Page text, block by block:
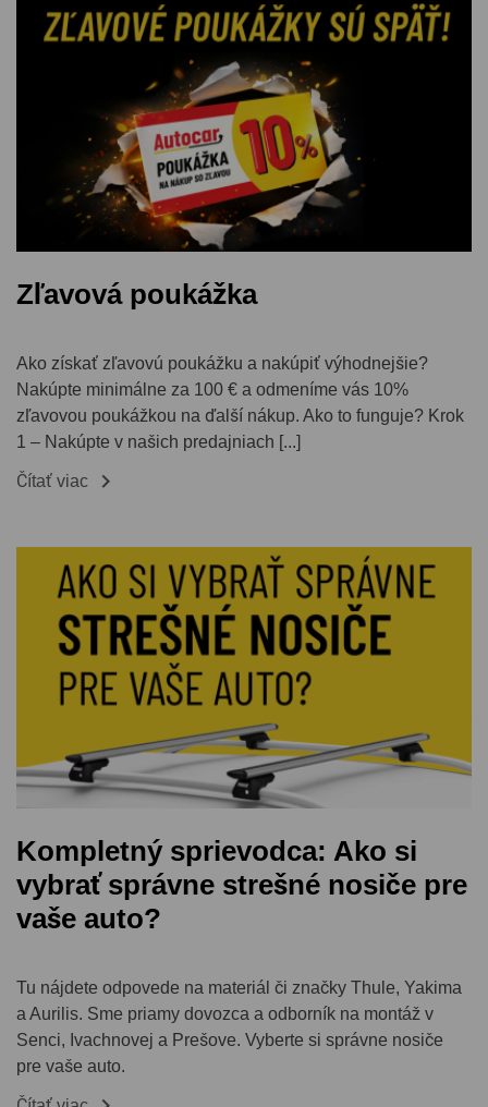
Zľavová poukážka
Ako získať zľavovú poukážku a nakúpiť výhodnejšie?
Nakúpte minimálne za 100 € a odmeníme vás 10%
zľavovou poukážkou na ďalší nákup. Ako to funguje? Krok
1 – Nakúpte v našich predajniach [...]
Čítať viac 
Kompletný sprievodca: Ako si
vybrať správne strešné nosiče pre
vaše auto?
Tu nájdete odpovede na materiál či značky Thule, Yakima
a Aurilis. Sme priamy dovozca a odborník na montáž v
Senci, Ivachnovej a Prešove. Vyberte si správne nosiče
pre vaše auto.